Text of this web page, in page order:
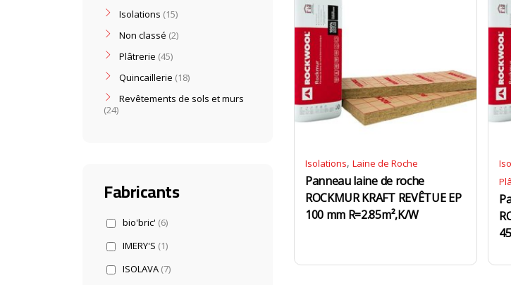
Isolations, Laine de Roche
Panneau laine de roche
ROCKMUR KRAFT REVÊTUE EP
100 mm R=2.85m²,K/W
Isolations 15
Non classé 2
Plâtrerie 45
Quincaillerie 18
Revêtements de sols et murs
24
Fabricants
bio'bric' (6)
IMERY'S (1)
ISOLAVA (7)